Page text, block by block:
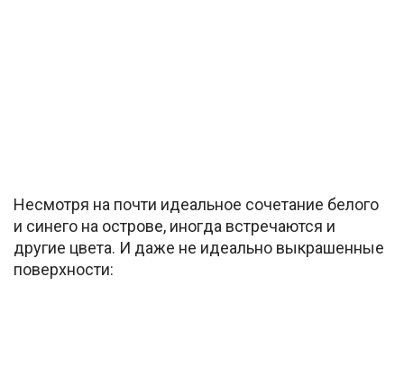
Несмотря на почти идеальное сочетание белого
и синего на острове, иногда встречаются и
другие цвета. И даже не идеально выкрашенные
поверхности: